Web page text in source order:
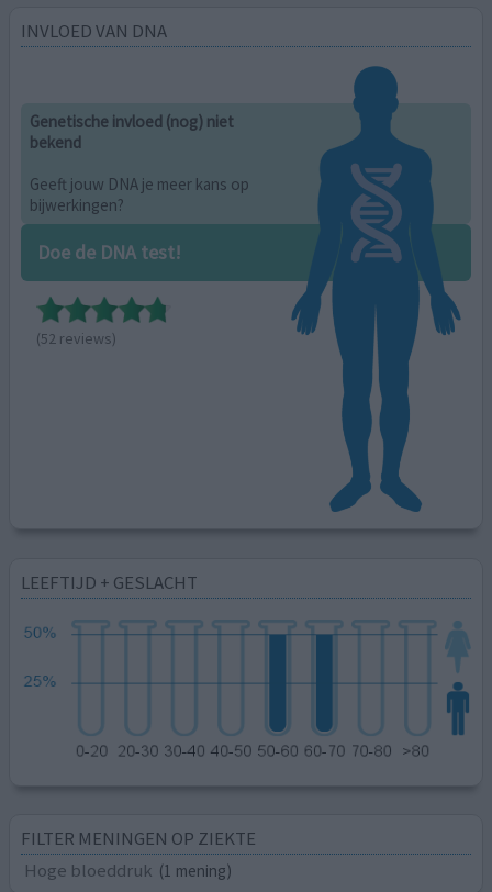
INVLOED VAN DNA
Genetische invloed (nog) niet
bekend
Geeft jouw DNA je meer kans op
bijwerkingen?
Doe de DNA test!
(52 reviews)
LEEFTIJD + GESLACHT
FILTER MENINGEN OP ZIEKTE
Hoge bloeddruk (1 mening)